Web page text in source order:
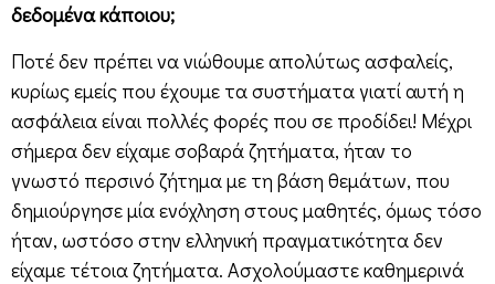
δεδομένα κάποιου;
Ποτέ δεν πρέπει να νιώθουμε απολύτως ασφαλείς,
κυρίως εμείς που έχουμε τα συστήματα γιατί αυτή η
ασφάλεια είναι πολλές φορές που σε προδίδει! Μέχρι
σήμερα δεν είχαμε σοβαρά ζητήματα, ήταν το
γνωστό περσινό ζήτημα με τη βάση θεμάτων, που
δημιούργησε μία ενόχληση στους μαθητές, όμως τόσο
ήταν, ωστόσο στην ελληνική πραγματικότητα δεν
είχαμε τέτοια ζητήματα. Ασχολούμαστε καθημερινά